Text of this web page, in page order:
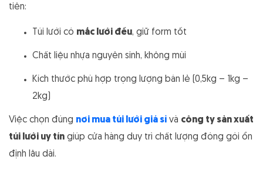
tiên:
Túi lưới có mắc lưới đều, giữ form tốt
Chất liệu nhựa nguyên sinh, không mùi
Kích thước phù hợp trọng lượng bán lẻ (0,5kg – 1kg –
2kg)
Việc chọn đúng nơi mua túi lưới giá sỉ và công ty sản xuất
túi lưới uy tín giúp cửa hàng duy trì chất lượng đóng gói ổn
định lâu dài.